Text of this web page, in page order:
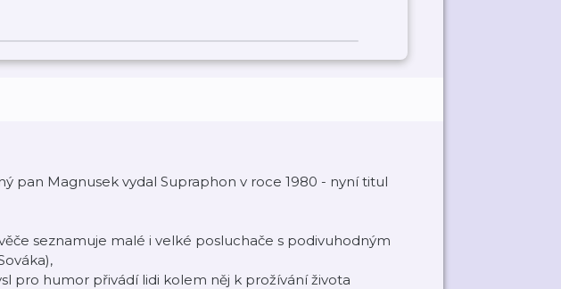
pan Magnusek vydal Supraphon v roce 1980 - nyní titul
seznamuje malé i velké posluchače s podivuhodným
pro humor přivádí lidi kolem něj k prožívání života